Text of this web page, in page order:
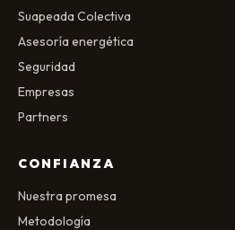
Suapeada Colectiva
Asesoría energética
Seguridad
Empresas
Partners
CONFIANZA
Nuestra promesa
Metodología